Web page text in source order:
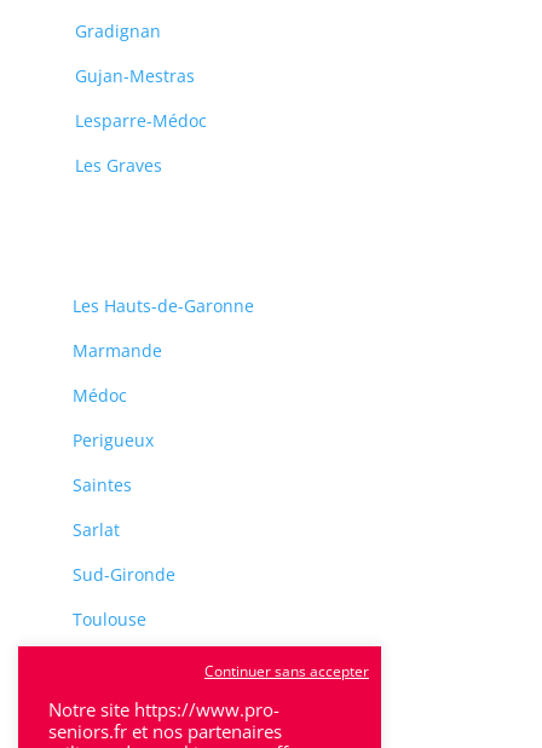
Gradignan
Gujan-Mestras
Lesparre-Médoc
Les Graves
Les Hauts-de-Garonne
Marmande
Médoc
Perigueux
Saintes
Sarlat
Sud-Gironde
Toulouse
Villeneuve-Sur-Lot
Notre site https://www.pro-
seniors.fr et nos partenaires
Continuer sans accepter